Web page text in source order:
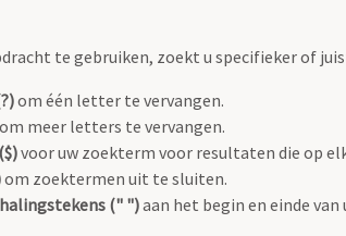
te gebruiken, zoekt u specifieker of
om één letter te vervangen.
om meer letters te vervangen.
voor uw zoekterm voor resultaten die op
om zoektermen uit te sluiten.
(" ")aan het begin en einde